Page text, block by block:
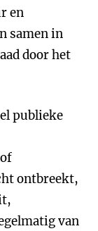
en
samen in
door het
publieke
ontbreekt,
van